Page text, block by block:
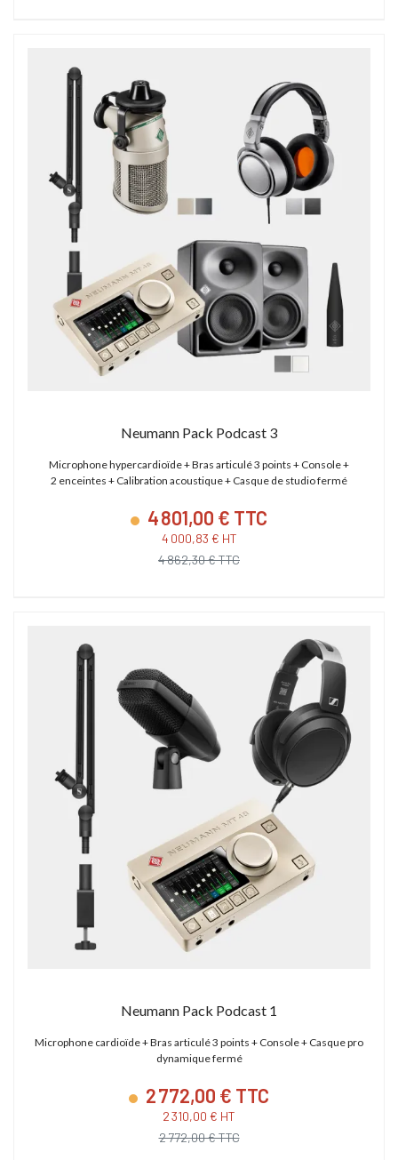
Neumann Pack Podcast 3
Microphone hypercardioïde + Bras articulé 3 points + Console +
2 enceintes + Calibration acoustique + Casque de studio fermé
4 801,00 € TTC
4 000,83 € HT
4 862,30 € TTC
Neumann Pack Podcast 1
Microphone cardioïde + Bras articulé 3 points + Console + Casque pro
dynamique fermé
2 772,00 € TTC
2 310,00 € HT
2 772,00 € TTC